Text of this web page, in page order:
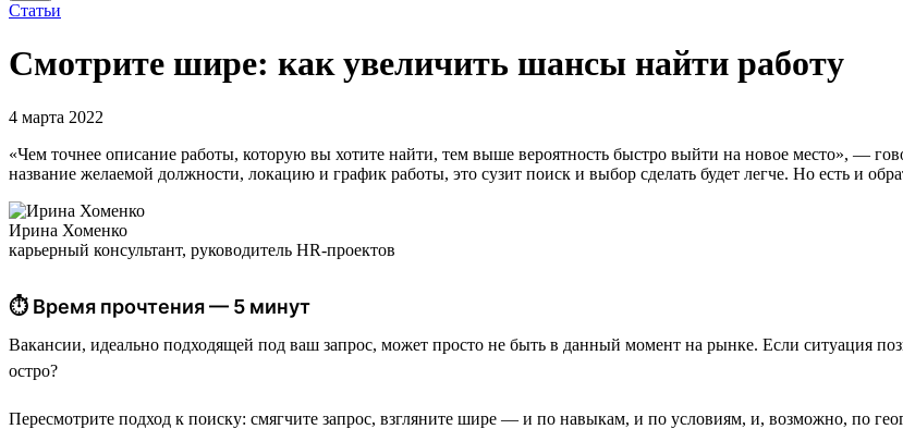
Статьи
Смотрите шире: как увеличить шансы найти работу
4 марта 2022
«Чем точнее описание работы, которую вы хотите найти, тем выше вероятность быстро выйти на новое место», —
название желаемой должности, локацию и график работы, это сузит поиск и выбор сделать будет легче. Но есть и
Ирина Хоменко
карьерный консультант, руководитель HR-проектов
⏱ Время прочтения — 5 минут
Вакансии, идеально подходящей под ваш запрос, может просто не быть в данный момент на рынке. Если ситуация
остро?
Пересмотрите подход к поиску: смягчите запрос, взгляните шире — и по навыкам, и по условиям, и, возможно, по